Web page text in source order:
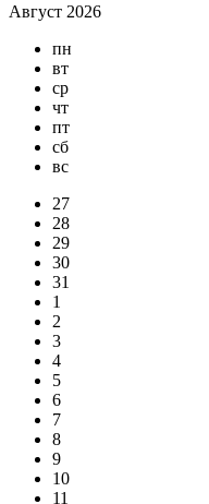
Август 2026
пн
вт
ср
чт
пт
сб
вс
27
28
29
30
31
1
2
3
4
5
6
7
8
9
10
11